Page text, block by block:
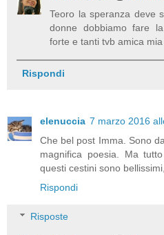
Teoro la speranza deve
donne dobbiamo fare
forte e tanti tvb amica mia
Rispondi
elenuccia 7 marzo 2016
Che bel post Imma. Sono
magnifica poesia. Ma
questi cestini sono
Rispondi
Risposte